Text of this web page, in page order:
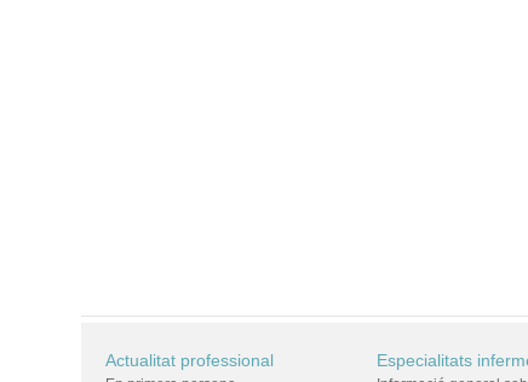
Actualitat professional Especialitats